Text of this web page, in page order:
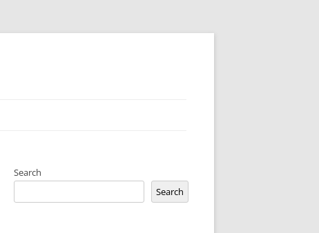
Search
Search